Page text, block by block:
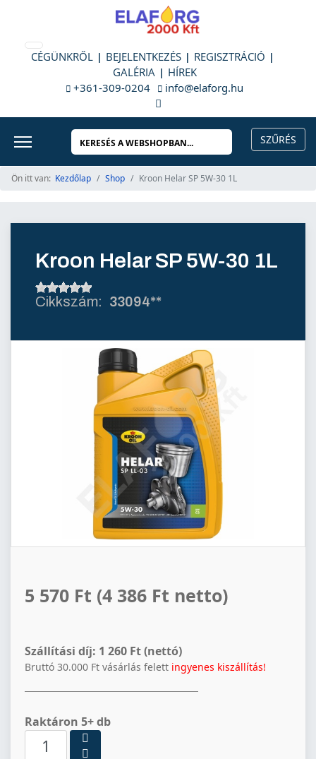
CÉGÜNKRŐL BEJELENTKEZÉS
REGISZTRÁCIÓ
GALÉRIA
HÍREK
+361-309-0204
info@elaforg.hu
Ön itt van: Kezdőlap Shop Kroon Helar SP 5W-30 1L
Kroon Helar SP 5W-30 1L
33094**
5 570 Ft (4 386 Ft netto)
Szállítási díj: 1 260 Ft (nettó)
Bruttó 30.000 Ft vásárlás felett ingyenes kiszállítás!
Raktáron 5+ db